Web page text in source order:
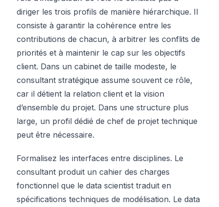
diriger les trois profils de manière hiérarchique. Il
consiste à garantir la cohérence entre les
contributions de chacun, à arbitrer les conflits de
priorités et à maintenir le cap sur les objectifs
client. Dans un cabinet de taille modeste, le
consultant stratégique assume souvent ce rôle,
car il détient la relation client et la vision
d’ensemble du projet. Dans une structure plus
large, un profil dédié de chef de projet technique
peut être nécessaire.
Formalisez les interfaces entre disciplines. Le
consultant produit un cahier des charges
fonctionnel que le data scientist traduit en
spécifications techniques de modélisation. Le data